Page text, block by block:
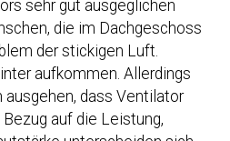
sehr gut ausgeglichen
die im Dachgeschoss
der stickigen Luft.
aufkommen. Allerdings
dass Ventilator
auf die Leistung,